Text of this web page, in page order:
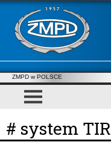
ZMPD w POLSCE
# system TIR